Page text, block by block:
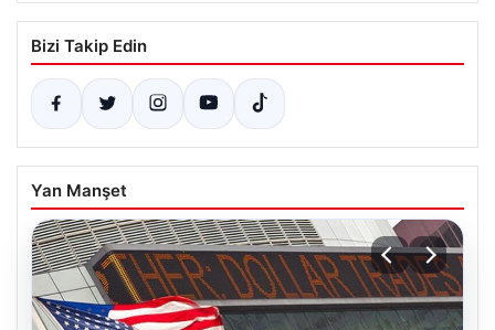
Bizi Takip Edin
Yan Manşet